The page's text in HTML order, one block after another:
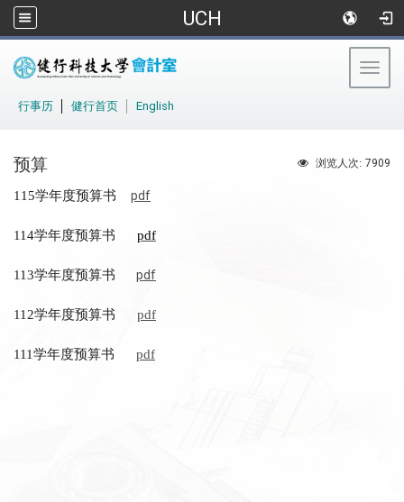
UCH
行事历 健行首页 English
浏览人次: 7909
预算
115学年度预算书 pdf
114学年度预算书 pdf
113学年度预算书 pdf
112学年度预算书 pdf
111学年度预算书 pdf